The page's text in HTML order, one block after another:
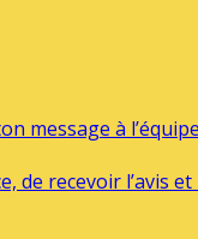
message à
de recevoir l’avis